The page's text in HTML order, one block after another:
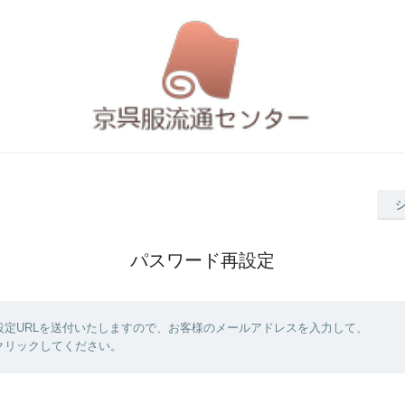
パスワード再設定
URLを送付いたしますので、お客様のメールアドレスを入力して、
ックしてください。